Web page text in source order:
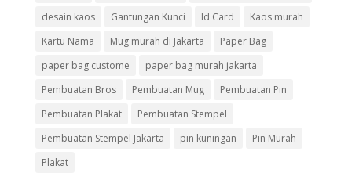
desain kaos
Gantungan Kunci Id Card
Kaos murah
Kartu Nama
Mug murah di Jakarta
Paper Bag
paper bag custome
paper bag murah jakarta
Pembuatan Bros
Pembuatan Mug
Pembuatan Pin
Pembuatan Plakat
Pembuatan Stempel
Pembuatan Stempel Jakarta
pin kuningan
Pin Murah
Plakat